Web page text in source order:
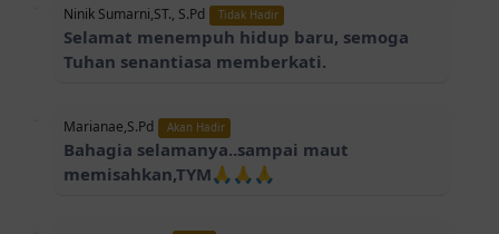
Ninik Sumarni,ST., S.Pd Tidak Hadir
Selamat menempuh hidup baru, semoga
Tuhan senantiasa memberkati.
Marianae,S.Pd Akan Hadir
Bahagia selamanya..sampai maut
memisahkan,TYM🙏🙏🙏